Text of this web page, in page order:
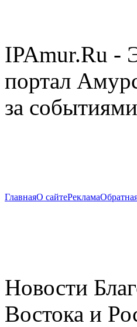
IPAmur.Ru -
портал
за
ГлавнаяО сайтеРеклама
Новости
Востока и